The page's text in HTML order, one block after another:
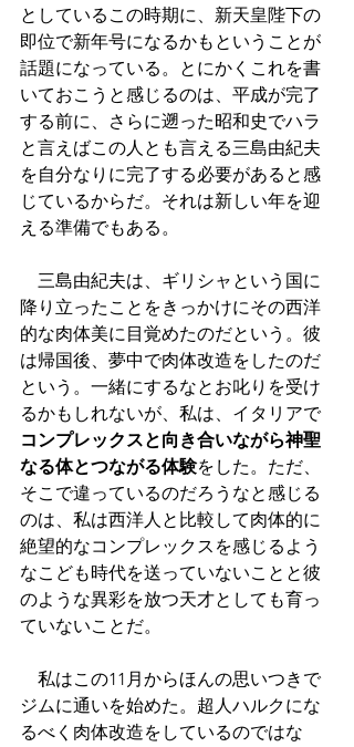
としているこの時期に、新天皇陛下の
即位で新年号になるかもということが
話題になっている。とにかくこれを書
いておこうと感じるのは、平成が完了
する前に、さらに遡った昭和史でハラ
と言えばこの人とも言える三島由紀夫
を自分なりに完了する必要があると感
じているからだ。それは新しい年を迎
える準備でもある。
三島由紀夫は、ギリシャという国に
降り立ったことをきっかけにその西洋
的な肉体美に目覚めたのだという。彼
は帰国後、夢中で肉体改造をしたのだ
という。一緒にするなとお叱りを受け
るかもしれないが、私は、イタリアで
コンプレックスと向き合いながら神聖
なる体とつながる体験をした。ただ、
そこで違っているのだろうなと感じる
のは、私は西洋人と比較して肉体的に
絶望的なコンプレックスを感じるよう
なこども時代を送っていないことと彼
のような異彩を放つ天才としても育っ
ていないことだ。
私はこの11月からほんの思いつきで
ジムに通いを始めた。超人ハルクにな
るべく肉体改造をしているのではな